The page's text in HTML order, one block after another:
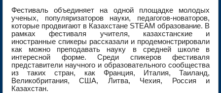
Фестиваль объединяет на одной площадке молодых
ученых, популяризаторов науки, педагогов-новаторов,
которые продвигают в Казахстане STEAM образование. В
рамках фестиваля учителя, казахстанские и
иностранные спикеры рассказали и продемонстрировали
как можно преподавать науку в средней школе в
интересной форме. Среди спикеров фестиваля
представители научного и образовательного сообщества
из таких стран, как Франция, Италия, Таиланд,
Великобритания, США, Литва, Чехия, Россия и
Казахстан.